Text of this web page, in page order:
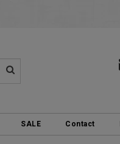
SALE Contact